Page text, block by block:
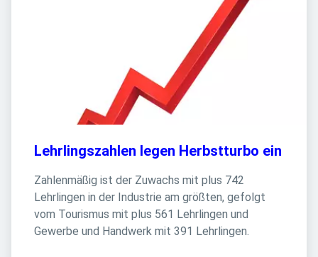
Lehrlingszahlen legen Herbstturbo ein
Zahlenmäßig ist der Zuwachs mit plus 742
Lehrlingen in der Industrie am größten, gefolgt
vom Tourismus mit plus 561 Lehrlingen und
Gewerbe und Handwerk mit 391 Lehrlingen.